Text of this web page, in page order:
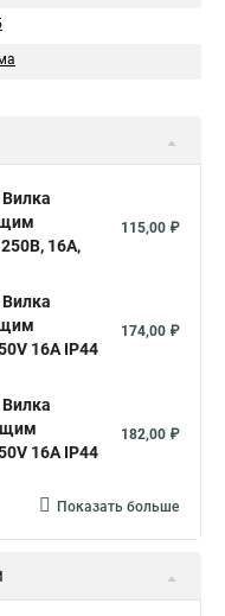
16A,
115,00 ₽
Вилка
16A IP44
174,00 ₽
Вилка
16A IP44
182,00 ₽
Показать больше